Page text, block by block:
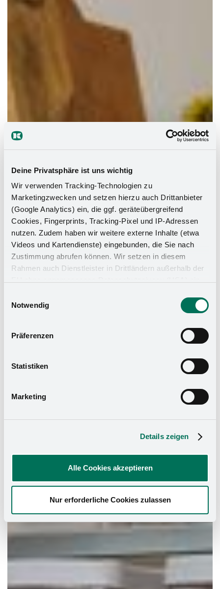
Deine Privatsphäre ist uns wichtig
Wir verwenden Tracking-Technologien zu
Marketingzwecken und setzen hierzu auch Drittanbieter
(Google Analytics) ein, die ggf. geräteübergreifend
Cookies, Fingerprints, Tracking-Pixel und IP-Adressen
nutzen. Zudem haben wir weitere externe Inhalte (etwa
Videos und Kartendienste) eingebunden, die Sie nach
Zustimmung abrufen können. Wir setzen in diesem
Rahmen auch Dienstleister in Drittländern außerhalb der
zu Sicherheits- und Überwachungszwecken zugreifen,
Rechtsmittel einlegen können. Mit Ihrer Einstellung
willigen Sie in die oben beschriebenen Vorgänge ein. Sie
widerrufen. Mehr Informationen finden Sie in unserer
Impressum.
Notwendig
Präferenzen
Statistiken
Marketing
Details zeigen
Alle Cookies akzeptieren
Nur erforderliche Cookies zulassen